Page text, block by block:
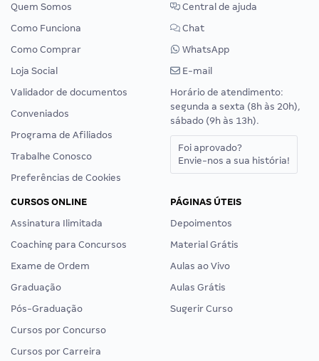
Quem Somos
Como Funciona
Como Comprar
Loja Social
Validador de documentos
Conveniados
Programa de Afiliados
Trabalhe Conosco
Preferências de Cookies
Central de ajuda
Chat
WhatsApp
E-mail
Horário de atendimento:
segunda a sexta (8h às 20h),
sábado (9h às 13h).
Foi aprovado?
Envie-nos a sua história!
CURSOS ONLINE
Assinatura Ilimitada
Coaching para Concursos
Exame de Ordem
Graduação
Pós-Graduação
Cursos por Concurso
Cursos por Carreira
PÁGINAS ÚTEIS
Depoimentos
Material Grátis
Aulas ao Vivo
Aulas Grátis
Sugerir Curso